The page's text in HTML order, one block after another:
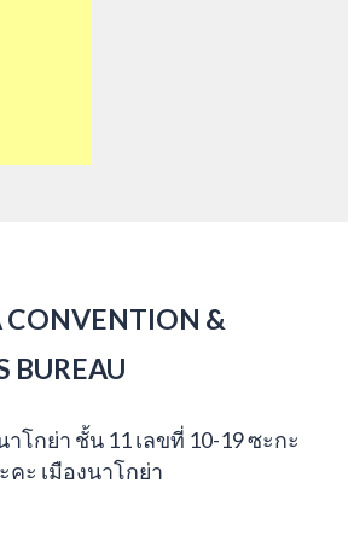
CONVENTION &
BUREAU
โกย่า ชั้น 11 เลขที่ 10-19 ซะกะ
คะ เมืองนาโกย่า